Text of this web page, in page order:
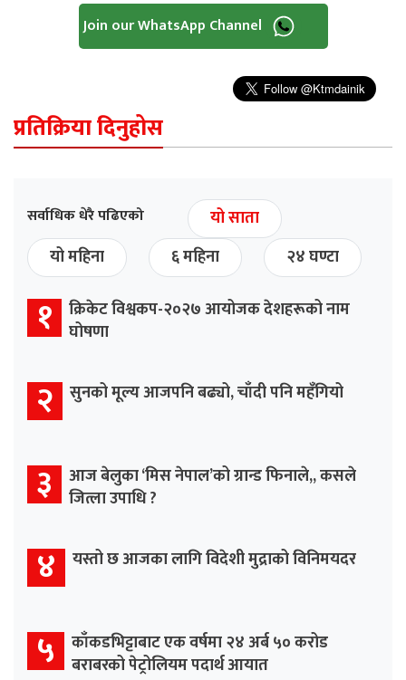
Join our WhatsApp Channel
प्रतिक्रिया दिनुहोस
सर्वाधिक धेरै पढिएको
यो साता
यो महिना
६ महिना २४ घण्टा
१ क्रिकेट विश्वकप-२०२७ आयोजक देशहरूको नाम
घोषणा
२ सुनको मूल्य आजपनि बढ्यो, चाँदी पनि महँगियो
३ आज बेलुका ‘मिस नेपाल’को ग्रान्ड फिनाले,, कसले
जित्ला उपाधि ?
४ यस्तो छ आजका लागि विदेशी मुद्राको विनिमयदर
५ काँकडभिट्टाबाट एक वर्षमा २४ अर्ब ५० करोड
बराबरको पेट्रोलियम पदार्थ आयात